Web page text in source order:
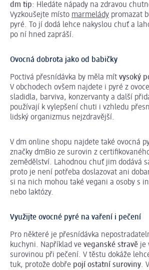
dm tip: Hledáte nápady na zdravou
Vyzkoušejte místo marmelády promazat
pyré. To jí dodá lehce nakyslou chuť a
po ní hned zapráší.
Ovocná dobrota jako od babičky
Poctivá přesnídávka by měla mít vysoký
V obchodech ovšem najdete i pyré z
sladidla, barviva, konzervanty a další
používají k vylepšení chuti i vzhledu
lidský organizmus nejzdravější.
V dm online shopu najdete také ovocná
značky dmBio ze surovin z
zemědělství. Lahodnou chuť jim dodává
proto je není potřeba doslazovat ani
si na nich mohou také vegani a osoby s
nebo laktózy.
Využijte ovocné pyré na vaření i pečení
Pro některé je přesnídávka
kuchyni. Například ve veganské stravě je
surovinou při pečení. V těstu dokáže
tuk, protože dobře pojí ostatní suroviny.